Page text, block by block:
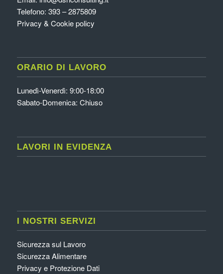
Telefono: 393 – 2875809
Privacy & Cookie policy
ORARIO DI LAVORO
Lunedì-Venerdì: 9:00-18:00
Sabato-Domenica: Chiuso
LAVORI IN EVIDENZA
I NOSTRI SERVIZI
Sicurezza sul Lavoro
Sicurezza Alimentare
Privacy e Protezione Dati